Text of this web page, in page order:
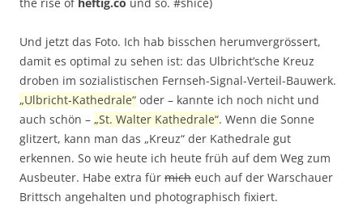
the rise of heftig.co und so. #shice)
Und jetzt das Foto. Ich hab bisschen herumvergrössert,
damit es optimal zu sehen ist: das Ulbricht’sche Kreuz
droben im sozialistischen Fernseh-Signal-Verteil-Bauwerk.
„Ulbricht-Kathedrale“ oder – kannte ich noch nicht und
auch schön – „St. Walter Kathedrale“. Wenn die Sonne
glitzert, kann man das „Kreuz“ der Kathedrale gut
erkennen. So wie heute ich heute früh auf dem Weg zum
Ausbeuter. Habe extra für mich euch auf der Warschauer
Brittsch angehalten und photographisch fixiert.